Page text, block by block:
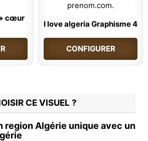
cœur
I love algeria Graphisme 4
CONFIGURER
CE VISUEL ?
region Algérie unique avec un